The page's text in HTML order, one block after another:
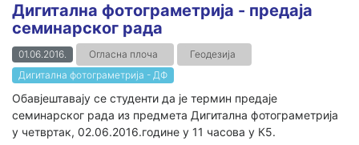
Дигитална фотограметрија - предаја
семинарског рада
01.06.2016. Огласна плоча
Геодезија
Дигитална фотограметрија - ДФ
Обавјештавају се студенти да је термин предаје
семинарског рада из предмета Дигитална фотограметрија
у четвртак, 02.06.2016.године у 11 часова у К5.